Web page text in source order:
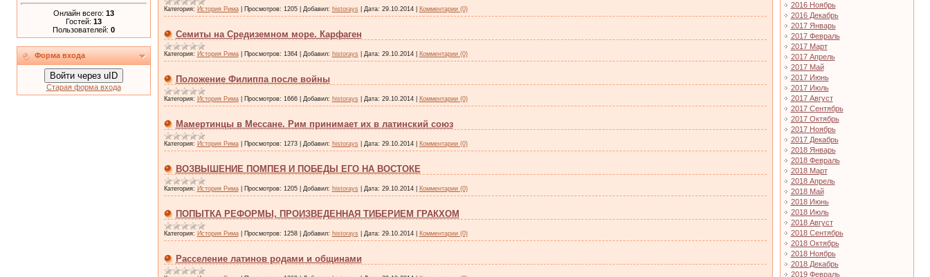
Онлайн всего: 13
Гостей: 13
Пользователей: 0
Форма входа
Войти через uID
Старая форма входа
Категория: История Рима Просмотров: 1205 Добавил: historays Дата: 29.10.2014 Комментарии (0)
Семиты на Средиземном море. Карфаген
Категория: История Рима Просмотров: 1364 Добавил: historays Дата: 29.10.2014 Комментарии (0)
Положение Филиппа после войны
Категория: История Рима Просмотров: 1666 Добавил: historays Дата: 29.10.2014 Комментарии (0)
Мамертинцы в Мессане. Рим принимает их в латинский союз
Категория: История Рима Просмотров: 1273 Добавил: historays Дата: 29.10.2014 Комментарии (0)
ВОЗВЫШЕНИЕ ПОМПЕЯ И ПОБЕДЫ ЕГО НА ВОСТОКЕ
Категория: История Рима Просмотров: 1205 Добавил: historays Дата: 29.10.2014 Комментарии (0)
ПОПЫТКА РЕФОРМЫ, ПРОИЗВЕДЕННАЯ ТИБЕРИЕМ ГРАКХОМ
Категория: История Рима Просмотров: 1258 Добавил: historays Дата: 29.10.2014 Комментарии (0)
Расселение латинов родами и общинами
2016 Ноябрь
2016 Декабрь
2017 Январь
2017 Февраль
2017 Март
2017 Апрель
2017 Май
2017 Июнь
2017 Июль
2017 Август
2017 Сентябрь
2017 Октябрь
2017 Ноябрь
2017 Декабрь
2018 Январь
2018 Февраль
2018 Март
2018 Апрель
2018 Май
2018 Июнь
2018 Июль
2018 Август
2018 Сентябрь
2018 Октябрь
2018 Ноябрь
2018 Декабрь
2019 Февраль